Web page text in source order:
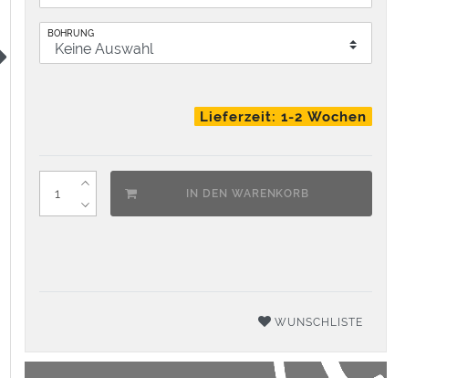
BOHRUNG
Lieferzeit: 1-2 Wochen
IN DEN WARENKORB
WUNSCHLISTE